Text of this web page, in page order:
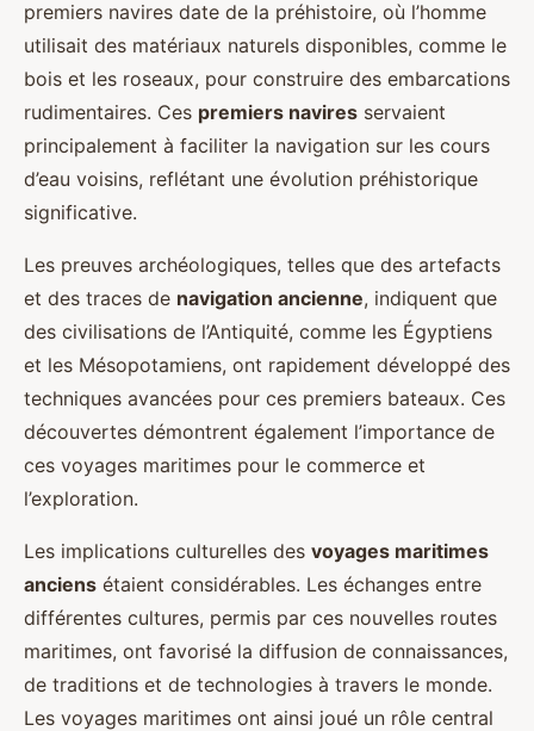
premiers navires date de la préhistoire, où l’homme
utilisait des matériaux naturels disponibles, comme le
bois et les roseaux, pour construire des embarcations
rudimentaires. Ces premiers navires servaient
principalement à faciliter la navigation sur les cours
d’eau voisins, reflétant une évolution préhistorique
significative.
Les preuves archéologiques, telles que des artefacts
et des traces de navigation ancienne, indiquent que
des civilisations de l’Antiquité, comme les Égyptiens
et les Mésopotamiens, ont rapidement développé des
techniques avancées pour ces premiers bateaux. Ces
découvertes démontrent également l’importance de
ces voyages maritimes pour le commerce et
l’exploration.
Les implications culturelles des voyages maritimes
anciens étaient considérables. Les échanges entre
différentes cultures, permis par ces nouvelles routes
maritimes, ont favorisé la diffusion de connaissances,
de traditions et de technologies à travers le monde.
Les voyages maritimes ont ainsi joué un rôle central